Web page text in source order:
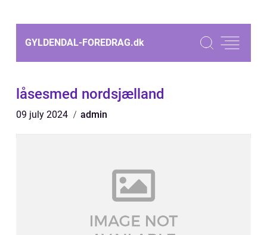
GYLDENDAL-FOREDRAG.dk
låsesmed nordsjælland
09 july 2024 admin